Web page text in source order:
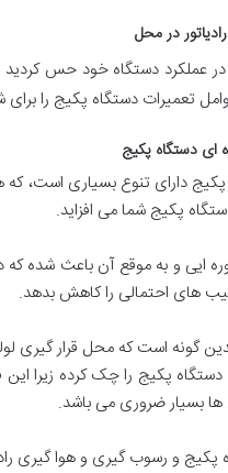
در محل
عملکرد دستگاه خود حس کردید
تعمیرات دستگاه پکیج را برای
دستگاه پکیج
پکیج شما می افزاید.
ایی و به موقع آن باعث شده که
های احتمالی را کاهش بدهد.
گونه است که محل قرار گیری
پکیج را چک کرده زیرا
بسیار ضروری می باشد.
پکیج و رسوب گیری و هوا گیری